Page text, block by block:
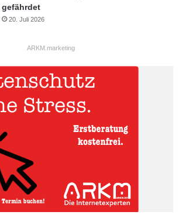
gefährdet
20. Juli 2026
ARKM.marketing